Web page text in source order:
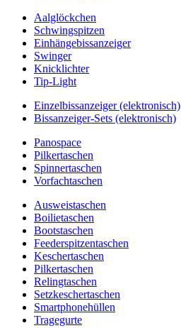
Aalglöckchen
Schwingspitzen
Einhängebissanzeiger
Swinger
Knicklichter
Tip-Light
Einzelbissanzeiger (elektronisch)
Bissanzeiger-Sets (elektronisch)
Panospace
Pilkertaschen
Spinnertaschen
Vorfachtaschen
Ausweistaschen
Boilietaschen
Bootstaschen
Feederspitzentaschen
Keschertaschen
Pilkertaschen
Relingtaschen
Setzkeschertaschen
Smartphonehüllen
Tragegurte